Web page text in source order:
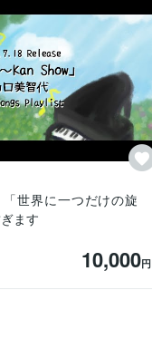
世界に一つだけの旋
ます
10,000円